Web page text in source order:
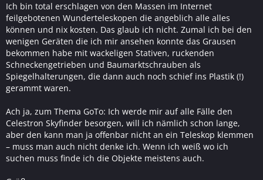
Ich bin total erschlagen von den Massen im Internet
feilgebotenen Wunderteleskopen die angeblich alle alles
können und nix kosten. Das glaub ich nicht. Zumal ich bei den
wenigen Geräten die ich mir ansehen konnte das Grausen
bekommen habe mit wackeligen Stativen, ruckenden
Schneckengetrieben und Baumarktschrauben als
Spiegelhalterungen, die dann auch noch schief ins Plastik (!)
gerammt waren.
Ach ja, zum Thema GoTo: Ich werde mir auf alle Fälle den
Celestron Skyfinder besorgen, will ich nämlich schon lange,
aber den kann man ja offenbar nicht an ein Teleskop klemmen
– muss man auch nicht denke ich. Wenn ich weiß wo ich
suchen muss finde ich die Objekte meistens auch.